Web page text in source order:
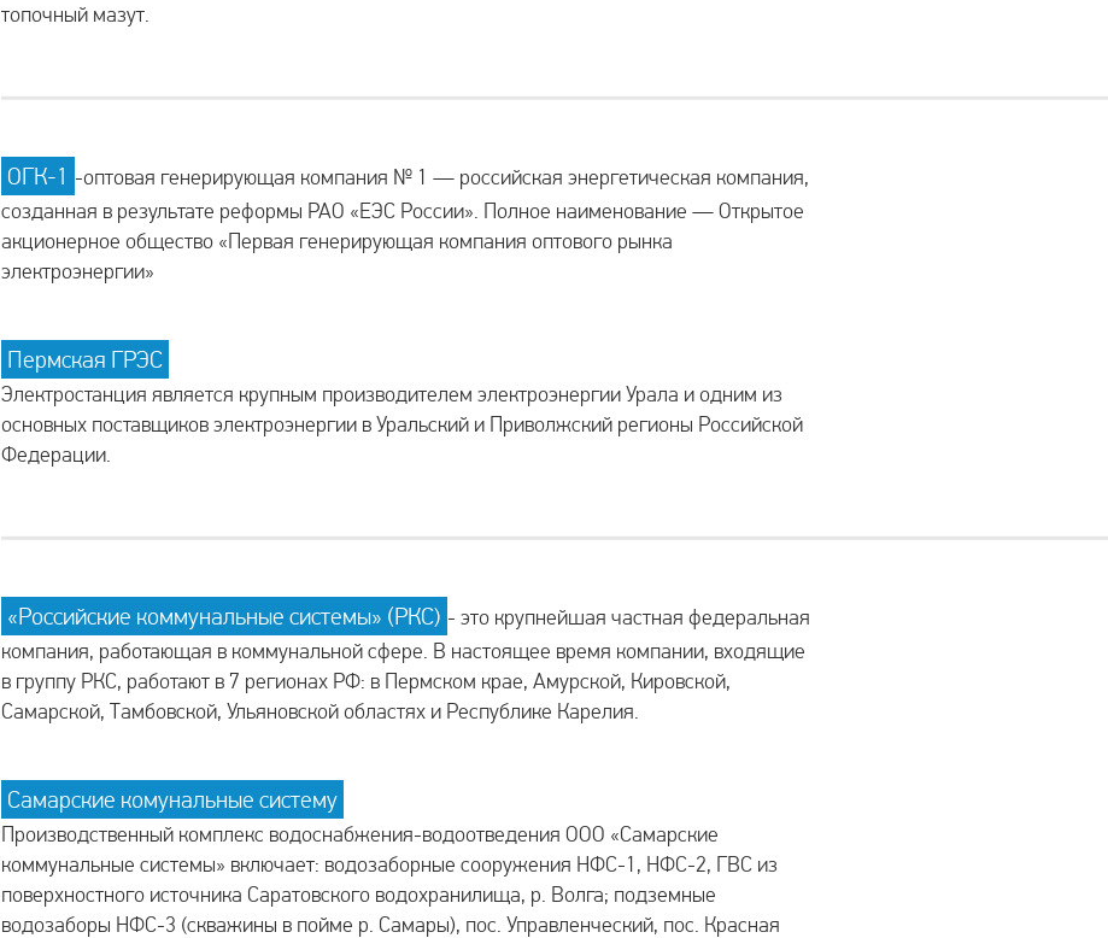
топочный мазут.
ОГК-1 -оптовая генерирующая компания № 1 — российская энергетическая компания,
созданная в результате реформы РАО «ЕЭС России». Полное наименование — Открытое
акционерное общество «Первая генерирующая компания оптового рынка
электроэнергии»
Пермская ГРЭС
Электростанция является крупным производителем электроэнергии Урала и одним из
основных поставщиков электроэнергии в Уральский и Приволжский регионы Российской
Федерации.
«Российские коммунальные системы» (РКС) - это крупнейшая частная федеральная
компания, работающая в коммунальной сфере. В настоящее время компании, входящие
в группу РКС, работают в 7 регионах РФ: в Пермском крае, Амурской, Кировской,
Самарской, Тамбовской, Ульяновской областях и Республике Карелия.
Самарские комунальные систему
Производственный комплекс водоснабжения-водоотведения ООО «Самарские
коммунальные системы» включает: водозаборные сооружения НФС-1, НФС-2, ГВС из
поверхностного источника Саратовского водохранилища, р. Волга; подземные
водозаборы НФС-3 (скважины в пойме р. Самары), пос. Управленческий, пос. Красная